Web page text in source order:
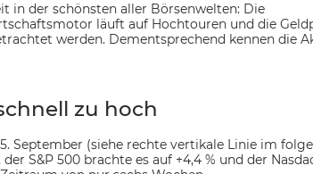
in der schönsten aller Börsenwelten: Die
läuft auf Hochtouren und die
werden. Dementsprechend kennen die
zu hoch
September (siehe rechte vertikale Linie im
S&P 500 brachte es auf +4,4 % und der